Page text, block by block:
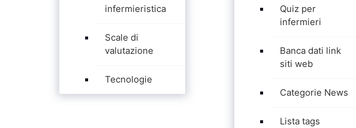
infermieristica
Scale di
valutazione
Tecnologie
Quiz per
infermieri
Banca dati link
siti web
Categorie News
Lista tags